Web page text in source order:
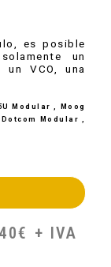
es posible
un
un VCO, una
Modular , Moog
Modular ,
+ IVA